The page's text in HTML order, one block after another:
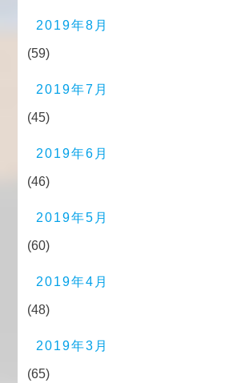
2019年8月
(59)
2019年7月
(45)
2019年6月
(46)
2019年5月
(60)
2019年4月
(48)
2019年3月
(65)